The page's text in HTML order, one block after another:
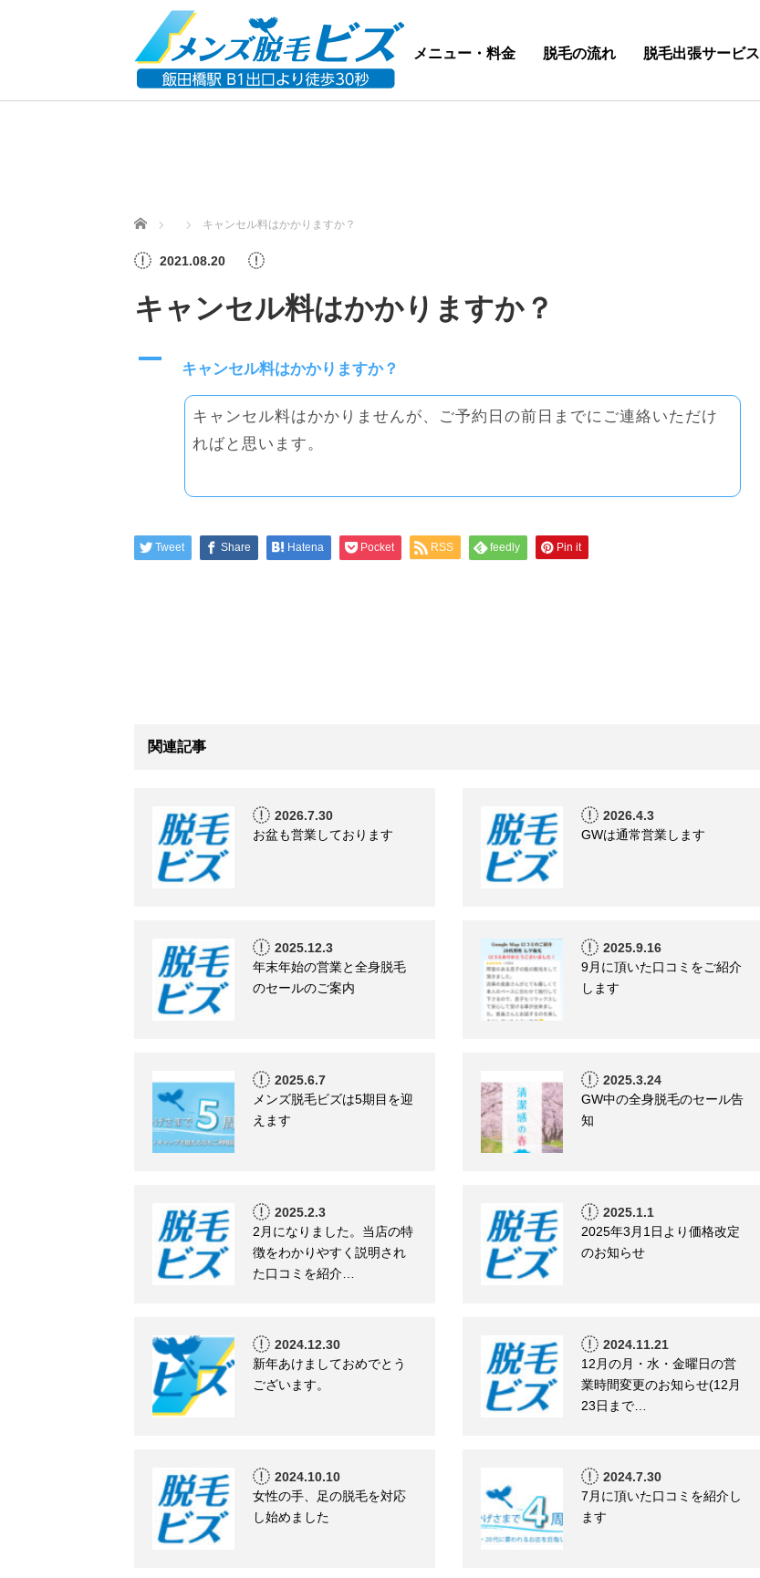
メニュー・料金 脱毛の流れ 脱毛出張サービス
ホーム キャンセル料はかかりますか？
2021.08.20
キャンセル料はかかりますか？
A キャンセル料はかかりますか？
キャンセル料はかかりませんが、ご予約日の前日までにご連絡いただけ
ればと思います。
Tweet Share Hatena Pocket RSS feedly Pin it
関連記事
2026.7.30
お盆も営業しております
2026.4.3
GWは通常営業します
2025.12.3
年末年始の営業と全身脱毛
のセールのご案内
2025.9.16
9月に頂いた口コミをご紹介
します
2025.6.7
メンズ脱毛ビズは5期目を迎
えます
2025.3.24
GW中の全身脱毛のセール告
知
2025.2.3
2月になりました。当店の特
徴をわかりやすく説明され
た口コミを紹介…
2025.1.1
2025年3月1日より価格改定
のお知らせ
2024.12.30
新年あけましておめでとう
ございます。
2024.11.21
12月の月・水・金曜日の営
業時間変更のお知らせ(12月
23日まで…
2024.10.10
女性の手、足の脱毛を対応
し始めました
2024.7.30
7月に頂いた口コミを紹介し
ます